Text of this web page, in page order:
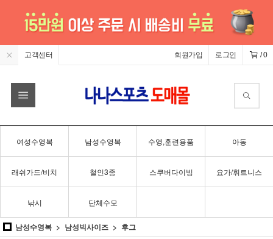
고객센터 /0
로그인
회원가입
여성수영복 남성수영복 수영,훈련용품 아동
래쉬가드/비치 철인3종 스쿠버다이빙 요가/휘트니스
낚시 단체수모
남성수영복 남성빅사이즈 후그